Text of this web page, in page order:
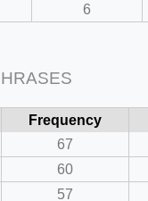
6
Frequency
67
60
57